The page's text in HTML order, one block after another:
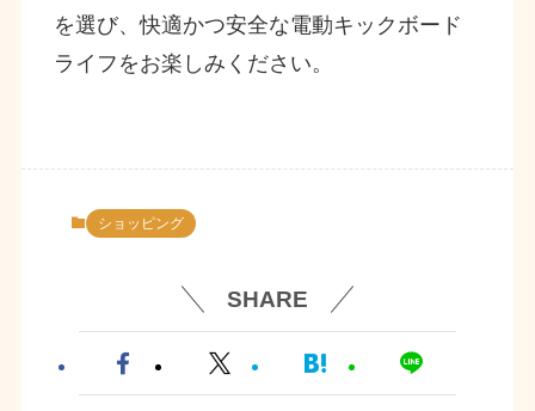
を選び、快適かつ安全な電動キックボード
ライフをお楽しみください。
ショッピング
SHARE